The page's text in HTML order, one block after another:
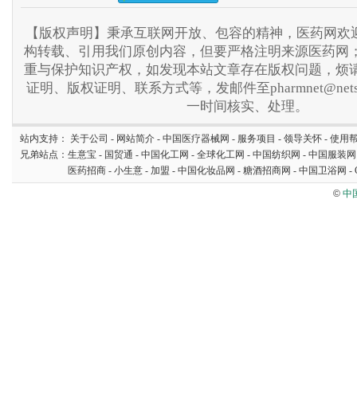
【版权声明】秉承互联网开放、包容的精神，医药网
构转载、引用我们原创内容，但要严格注明来源医药网
重与保护知识产权，如发现本站文章存在版权问题，烦
证明、版权证明、联系方式等，发邮件至
一时间核实、处理。
站内支持： 关于公司 - 网站简介 - 中国医疗器械网 - 服务项目 - 领导关怀 - 使用
兄弟站点： 生意宝 - 国贸通 - 中国化工网 - 全球化工网 - 中国纺织网 - 中国服装网
医药招商 - 小生意 - 加盟 - 中国化妆品网 - 糖酒招商网 - 中国卫浴网 -
© 中